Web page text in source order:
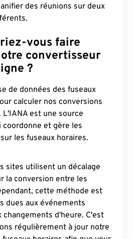
des réunions sur deux
vous faire
convertisseur
?
de données des fuseaux
calculer nos conversions
est une source
et gère les
les fuseaux horaires.
sites utilisent un décalage
la conversion entre les
cette méthode est
dues aux événements
d'heure. C'est
régulièrement à jour notre